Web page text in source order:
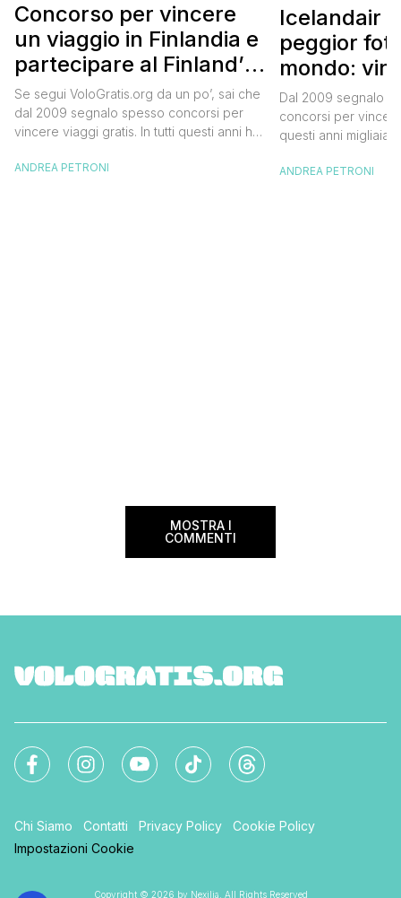
Concorso per vincere
un viaggio in Finlandia e
partecipare al Finland’s
Official Tasting
Se segui VoloGratis.org da un po’, sai che
dal 2009 segnalo spesso concorsi per
vincere viaggi gratis. In tutti questi anni ho
destinazioni incredibili grazie a queste
ANDREA PETRONI
Icelandair
peggior
mondo:
in Islanda
dollari
Dal 2009 segnalo
concorsi per
questi anni migliaia
segnalazioni
ANDREA PETRONI
MOSTRA I
COMMENTI
Chi Siamo Contatti Privacy Policy
Cookie Policy
Impostazioni Cookie
Copyright © 2026 by Nexilia. All Rights Reserved